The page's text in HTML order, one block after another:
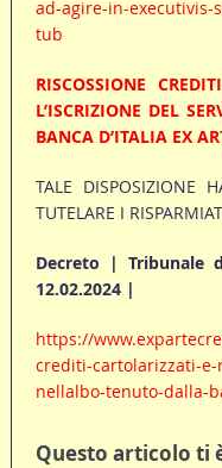
ad-agire-in-executivis-
tub
RISCOSSIONE
L’ISCRIZIONE DEL
BANCA D’ITALIA EX
TALE DISPOSIZIONE
TUTELARE I
Decreto | Tribunale
12.02.2024 |
https://
crediti-cartolarizzati-
nellalbo-tenuto-dalla-
Questo articolo ti